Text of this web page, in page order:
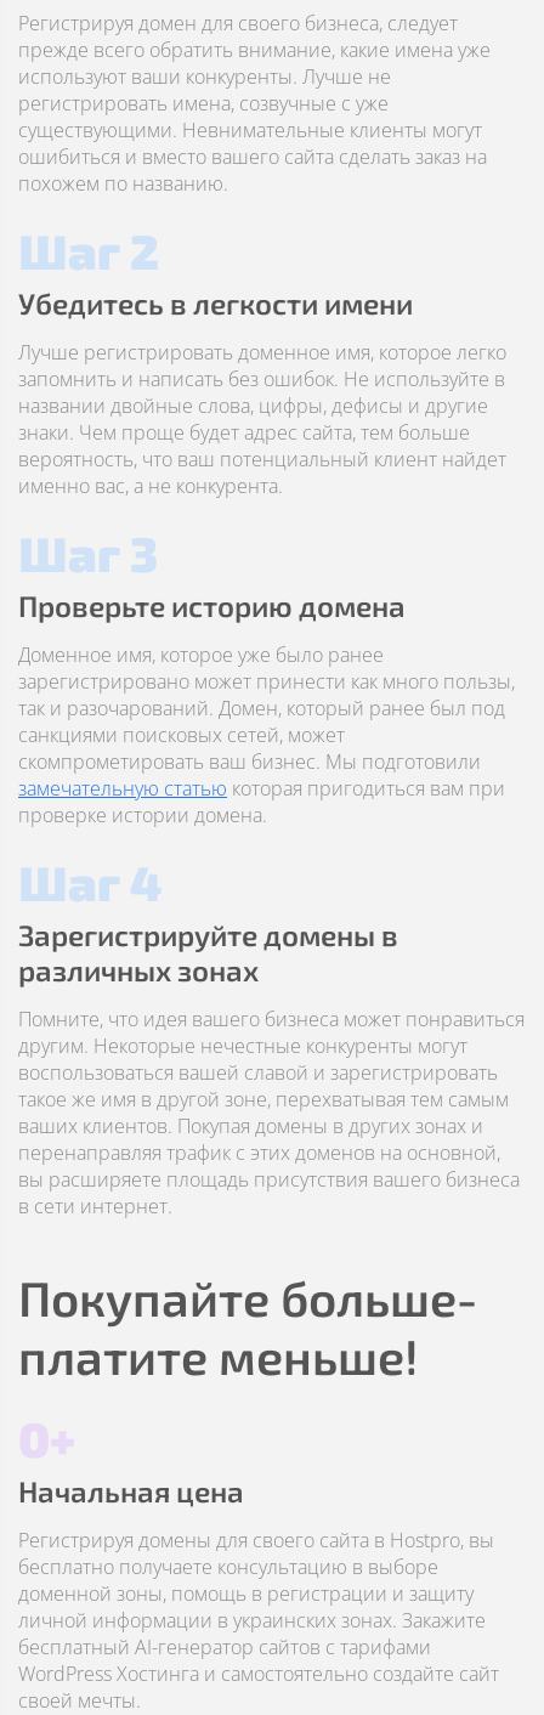
Регистрируя домен для своего бизнеса, следует
прежде всего обратить внимание, какие имена уже
используют ваши конкуренты. Лучше не
регистрировать имена, созвучные с уже
существующими. Невнимательные клиенты могут
ошибиться и вместо вашего сайта сделать заказ на
похожем по названию.
Шаг 2
Убедитесь в легкости имени
Лучше регистрировать доменное имя, которое легко
запомнить и написать без ошибок. Не используйте в
названии двойные слова, цифры, дефисы и другие
знаки. Чем проще будет адрес сайта, тем больше
вероятность, что ваш потенциальный клиент найдет
именно вас, а не конкурента.
Шаг 3
Проверьте историю домена
Доменное имя, которое уже было ранее
зарегистрировано может принести как много пользы,
так и разочарований. Домен, который ранее был под
санкциями поисковых сетей, может
скомпрометировать ваш бизнес. Мы подготовили
замечательную статью которая пригодиться вам при
проверке истории домена.
Шаг 4
Зарегистрируйте домены в
различных зонах
Помните, что идея вашего бизнеса может понравиться
другим. Некоторые нечестные конкуренты могут
воспользоваться вашей славой и зарегистрировать
такое же имя в другой зоне, перехватывая тем самым
ваших клиентов. Покупая домены в других зонах и
перенаправляя трафик с этих доменов на основной,
вы расширяете площадь присутствия вашего бизнеса
в сети интернет.
Покупайте больше-
платите меньше!
0+
Начальная цена
Регистрируя домены для своего сайта в Hostpro, вы
бесплатно получаете консультацию в выборе
доменной зоны, помощь в регистрации и защиту
личной информации в украинских зонах. Закажите
бесплатный AI-генератор сайтов с тарифами
WordPress Хостинга и самостоятельно создайте сайт
своей мечты.